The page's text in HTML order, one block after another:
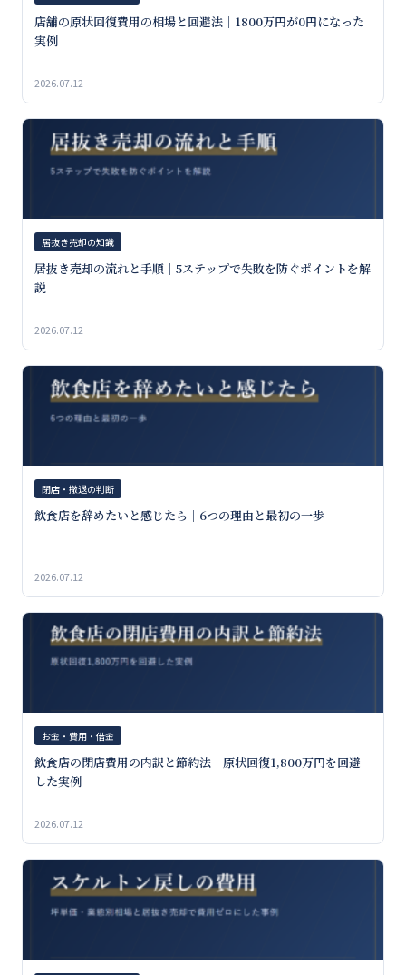
店舗の原状回復費用の相場と回避法｜1800万円が0円になった
実例
2026.07.12
居抜き売却の知識
居抜き売却の流れと手順｜5ステップで失敗を防ぐポイントを解
説
2026.07.12
閉店・撤退の判断
飲食店を辞めたいと感じたら｜6つの理由と最初の一歩
2026.07.12
お金・費用・借金
飲食店の閉店費用の内訳と節約法｜原状回復1,800万円を回避
した実例
2026.07.12